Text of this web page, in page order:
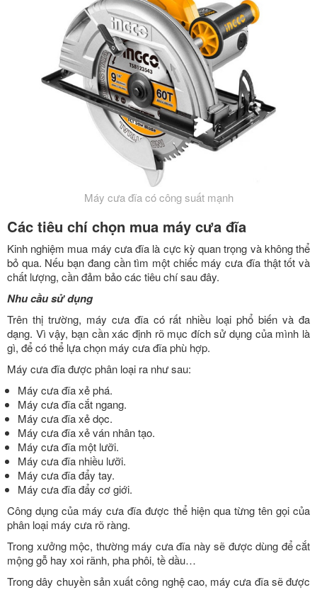
Máy cưa đĩa có công suất mạnh
Các tiêu chí chọn mua máy cưa đĩa
Kinh nghiệm mua máy cưa đĩa là cực kỳ quan trọng và không thể
bỏ qua. Nếu bạn đang cần tìm một chiếc máy cưa đĩa thật tốt và
chất lượng, cần đảm bảo các tiêu chí sau đây.
Nhu cầu sử dụng
Trên thị trường, máy cưa đĩa có rất nhiều loại phổ biến và đa
dạng. Vì vậy, bạn cần xác định rõ mục đích sử dụng của mình là
gì, để có thể lựa chọn máy cưa đĩa phù hợp.
Máy cưa đĩa được phân loại ra như sau:
Máy cưa đĩa xẻ phá.
Máy cưa đĩa cắt ngang.
Máy cưa đĩa xẻ dọc.
Máy cưa đĩa xẻ ván nhân tạo.
Máy cưa đĩa một lưỡi.
Máy cưa đĩa nhiều lưỡi.
Máy cưa đĩa đẩy tay.
Máy cưa đĩa đẩy cơ giới.
Công dụng của máy cưa đĩa được thể hiện qua từng tên gọi của
phân loại máy cưa rõ ràng.
Trong xưởng mộc, thường máy cưa đĩa này sẽ được dùng để cắt
mộng gỗ hay xoi rãnh, pha phôi, tề dầu…
Trong dây chuyền sản xuất công nghệ cao, máy cưa đĩa sẽ được